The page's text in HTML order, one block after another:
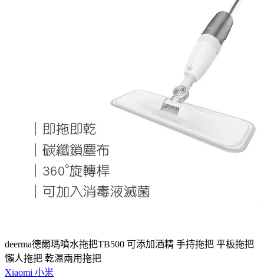
deerma德爾瑪噴水拖把TB500 可添加酒精 手持拖把 平板拖把
懶人拖把 乾濕兩用拖把
Xiaomi 小米